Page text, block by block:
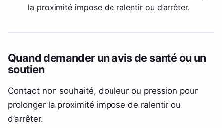
la proximité impose de ralentir ou d’arrêter.
Quand demander un avis de santé ou un
soutien
Contact non souhaité, douleur ou pression pour
prolonger la proximité impose de ralentir ou
d’arrêter.